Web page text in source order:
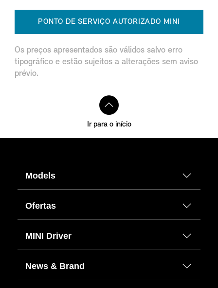
PONTO DE SERVIÇO AUTORIZADO MINI
Os preços apresentados são válidos salvo erro
tipográfico e estão sujeitos a alterações sem aviso
prévio.
Ir para o início
Models
Ofertas
MINI Driver
News & Brand